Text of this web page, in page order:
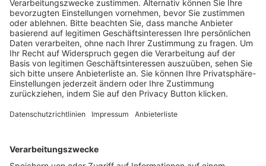
Schulungsangebot Vereinsmitarbeiter
BFV-Geschäftsstellen
Trainerbörse
Login SpielPlus
FOLGE DEM BFV